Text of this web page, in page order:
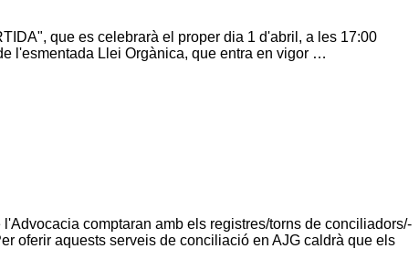
que es celebrarà el proper dia 1 d'abril, a les 17:00
l'esmentada Llei Orgànica, que entra en vigor …
comptaran amb els registres/torns de conciliadors/-
oferir aquests serveis de conciliació en AJG caldrà que els